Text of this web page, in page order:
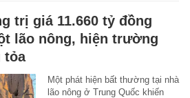
trị giá 11.660 tỷ đồng
lão nông, hiện trường
tỏa
Một phát hiện bất thường tại nhà
lão nông ở Trung Quốc khiến